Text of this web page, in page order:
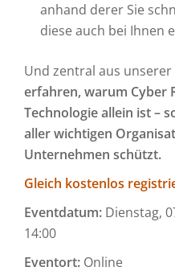
anhand derer Sie
diese auch bei Ihnen
Und zentral aus
erfahren, warum Cyber
Technologie allein ist –
aller wichtigen
Unternehmen schützt.
Gleich kostenlos
Eventdatum: Dienstag,
14:00
Eventort: Online